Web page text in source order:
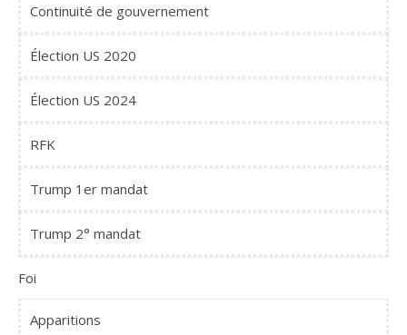
Continuité de gouvernement
Élection US 2020
Élection US 2024
RFK
Trump 1er mandat
Trump 2° mandat
Foi
Apparitions